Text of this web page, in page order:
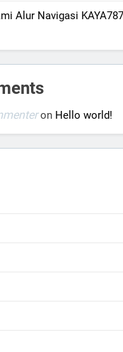
Alur Navigasi
on Hello world!